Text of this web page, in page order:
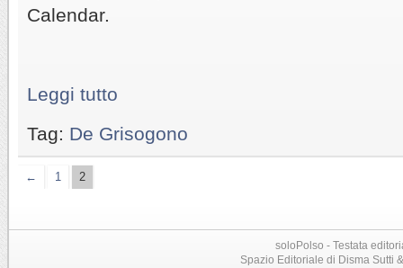
Calendar.
Leggi tutto
Tag: De Grisogono
← 1 2
soloPolso - Testata
Spazio Editoriale di Disma Sutti